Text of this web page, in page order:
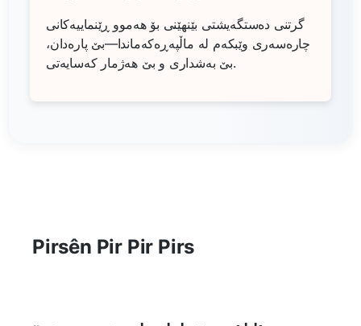
گرتنی دەستگەیشتی بێنهێنی بۆ هەموو ڕێنماییەکانی
چارەسەری وێبکەم لە ماڵپەڕەکەماندا—بێ پارەدان،
بێ بەشداری و بێ هەژمار کەسایەتی.
Pirsên Pir Pir Pirs